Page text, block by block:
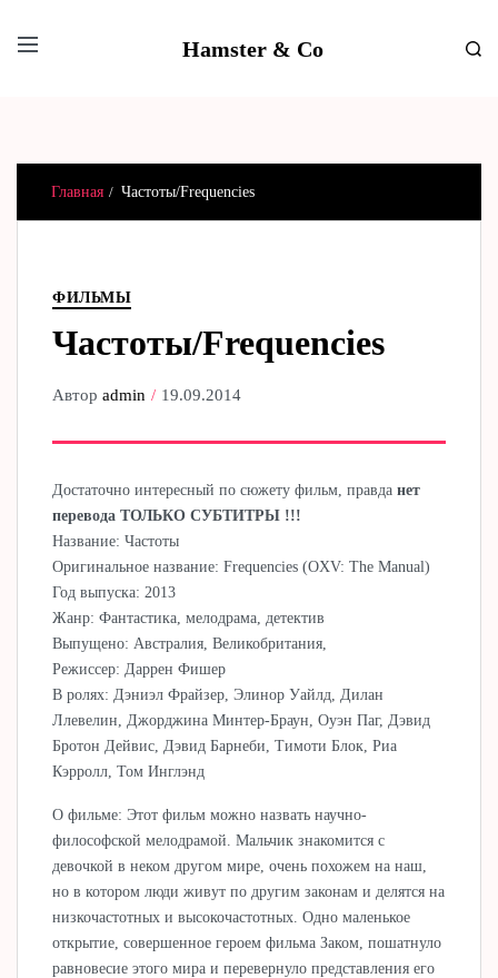
Hamster & Co
Главная Частоты/Frequencies
ФИЛЬМЫ
Частоты/Frequencies
Авторadmin 19.09.2014
Достаточно интересный по сюжету фильм, правда нет
перевода ТОЛЬКО СУБТИТРЫ !!!
Название: Частоты
Оригинальное название: Frequencies (OXV: The Manual)
Год выпуска: 2013
Жанр: Фантастика, мелодрама, детектив
Выпущено: Австралия, Великобритания,
Режиссер: Даррен Фишер
В ролях: Дэниэл Фрайзер, Элинор Уайлд, Дилан
Ллевелин, Джорджина Минтер-Браун, Оуэн Паг, Дэвид
Бротон Дейвис, Дэвид Барнеби, Тимоти Блок, Риа
Кэрролл, Том Инглэнд
О фильме: Этот фильм можно назвать научно-
философской мелодрамой. Мальчик знакомится с
девочкой в неком другом мире, очень похожем на наш,
но в котором люди живут по другим законам и делятся на
низкочастотных и высокочастотных. Одно маленькое
открытие, совершенное героем фильма Заком, пошатнуло
равновесие этого мира и перевернуло представления его